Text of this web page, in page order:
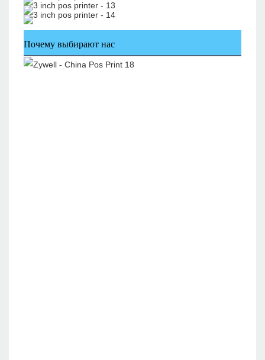
Почему выбирают нас